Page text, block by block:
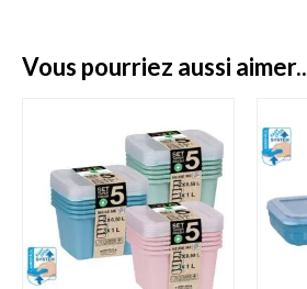
vous pourriez aussi aimer..